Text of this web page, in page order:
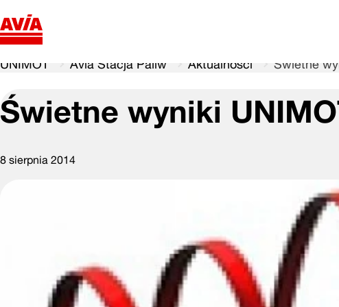
UNIMOT Avia Stacja Paliw Aktualności Świetne
Świetne wyniki
8 sierpnia 2014